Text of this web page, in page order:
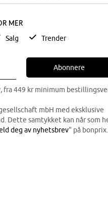
mer
Salg Trender
Abonnere
449 kr minimum
mbH med eksklusive
Dette samtykket kan når som
deg av nyhetsbrev" på